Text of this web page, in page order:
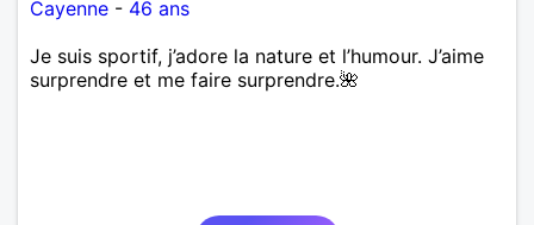
Cayenne - 46 ans
Je suis sportif, j’adore la nature et l’humour. J’aime
surprendre et me faire surprendre.🌺